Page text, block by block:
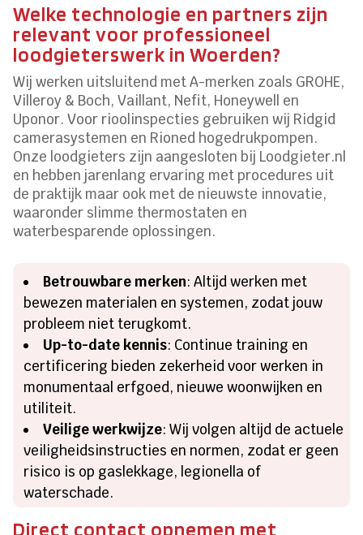
Welke technologie en partners zijn
relevant voor professioneel
loodgieterswerk in Woerden?
Wij werken uitsluitend met A-merken zoals GROHE,
Villeroy & Boch, Vaillant, Nefit, Honeywell en
Uponor. Voor rioolinspecties gebruiken wij Ridgid
camerasystemen en Rioned hogedrukpompen.
Onze loodgieters zijn aangesloten bij Loodgieter.nl
en hebben jarenlang ervaring met procedures uit
de praktijk maar ook met de nieuwste innovatie,
waaronder slimme thermostaten en
waterbesparende oplossingen.
Betrouwbare merken: Altijd werken met
bewezen materialen en systemen, zodat jouw
probleem niet terugkomt.
Up-to-date kennis: Continue training en
certificering bieden zekerheid voor werken in
monumentaal erfgoed, nieuwe woonwijken en
utiliteit.
Veilige werkwijze: Wij volgen altijd de actuele
veiligheidsinstructies en normen, zodat er geen
risico is op gaslekkage, legionella of
waterschade.
Direct contact opnemen met